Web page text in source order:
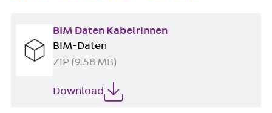
BIM Daten Kabelrinnen
BIM-Daten
ZIP (9.58 MB)
Download